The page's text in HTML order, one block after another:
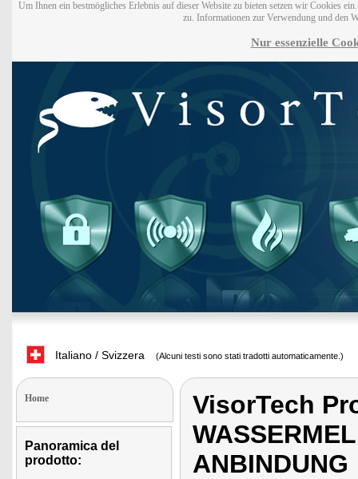
Um Ihnen ein bestmögliches Erlebnis auf dieser Website zu bieten setzen wir Cookies
zu. Informationen zur Verwendung und den
Nur essenzielle
Italiano / Svizzera (Alcuni testi sono stati tradotti automaticamente.)
Home
Panoramica del
prodotto:
VisorTech
ANBINDUNG